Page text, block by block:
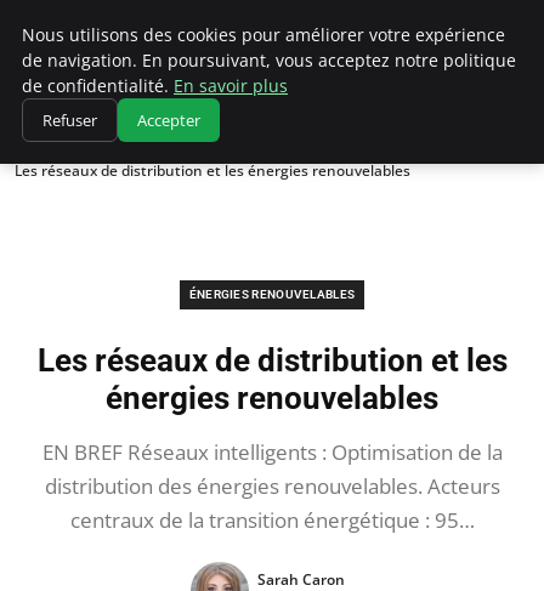
Climatedebtagents
Accueil
Énergies Renouvelables
Les réseaux de distribution et les énergies renouvelables
ÉNERGIES RENOUVELABLES
Les réseaux de distribution et les
énergies renouvelables
EN BREF Réseaux intelligents : Optimisation de la
distribution des énergies renouvelables. Acteurs
centraux de la transition énergétique : 95…
Sarah Caron
Nous utilisons des cookies pour améliorer votre expérience
de navigation. En poursuivant, vous acceptez notre politique
de confidentialité. En savoir plus
Refuser Accepter